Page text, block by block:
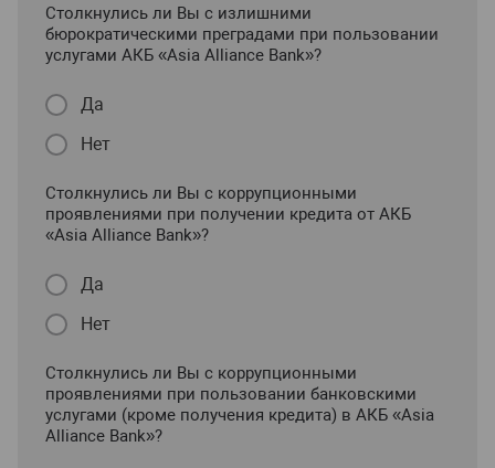
Столкнулись ли Вы с излишними
бюрократическими преградами при пользовании
услугами АКБ «Asia Alliance Bank»?
Да
Нет
Столкнулись ли Вы с коррупционными
проявлениями при получении кредита от АКБ
«Asia Alliance Bank»?
Да
Нет
Столкнулись ли Вы с коррупционными
проявлениями при пользовании банковскими
услугами (кроме получения кредита) в АКБ «Asia
Alliance Bank»?